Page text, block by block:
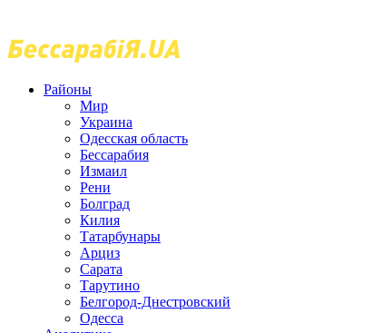
Районы
Мир
Украина
Одесская область
Бессарабия
Измаил
Рени
Болград
Килия
Татарбунары
Арциз
Сарата
Тарутино
Белгород-Днестровский
Одесса